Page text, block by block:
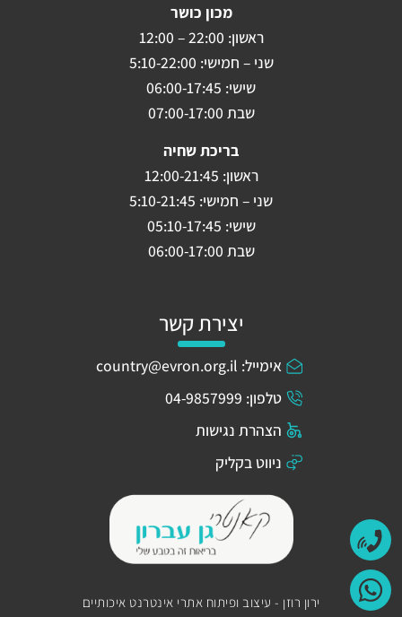
מכון כושר
ראשון: 22:00 – 12:00
שני – חמישי: 5:10-22:00
שישי: 06:00-17:45
שבת 07:00-17:00
בריכת שחיה
ראשון: 12:00-21:45
שני – חמישי: 5:10-21:45
שישי: 05:10-17:45
שבת 06:00-17:00
יצירת קשר
אימייל: country@evron.org.il
טלפון: 04-9857999
הצהרת נגישות
ניווט בקליק
ירון רוזן - עיצוב ופיתוח אתרי אינטרנט איכותיים